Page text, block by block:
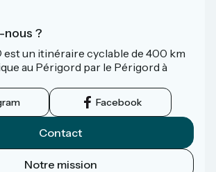
nous ?
est un itinéraire cyclable de 400 km
au Périgord par le Périgord à
Facebook
Contact
Notre mission